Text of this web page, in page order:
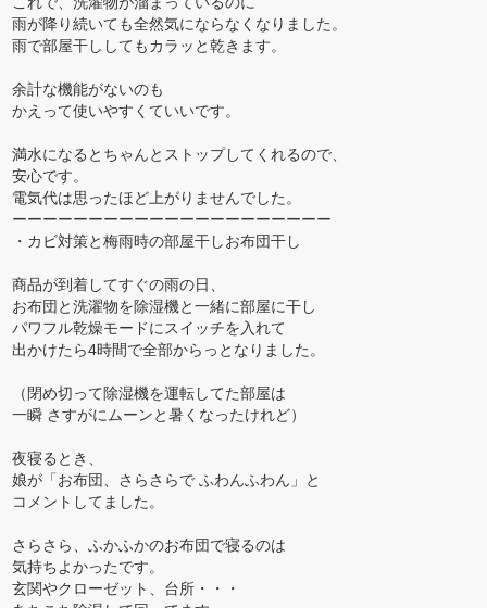
雨が降り続いても全然気にならなくなりました。
雨で部屋干ししてもカラッと乾きます。
余計な機能がないのも
かえって使いやすくていいです。
満水になるとちゃんとストップしてくれるので、
安心です。
電気代は思ったほど上がりませんでした。
ーーーーーーーーーーーーーーーーーーーーー
・カビ対策と梅雨時の部屋干しお布団干し
商品が到着してすぐの雨の日、
お布団と洗濯物を除湿機と一緒に部屋に干し
パワフル乾燥モードにスイッチを入れて
出かけたら4時間で全部からっとなりました。
（閉め切って除湿機を運転してた部屋は
一瞬 さすがにムーンと暑くなったけれど）
夜寝るとき、
娘が「お布団、さらさらで ふわんふわん」と
コメントしてました。
さらさら、ふかふかのお布団で寝るのは
気持ちよかったです。
玄関やクローゼット、台所・・・